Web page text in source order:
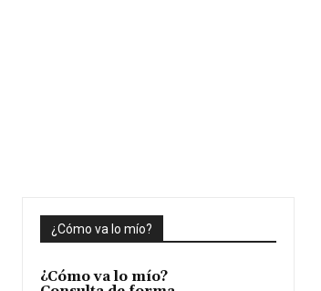
¿Cómo va lo mío?
¿Cómo va lo mío?